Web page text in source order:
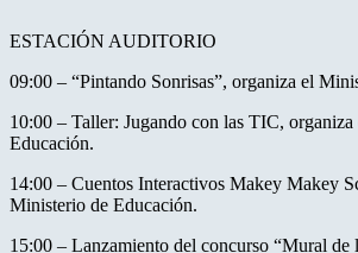
ESTACIÓN AUDITORIO
09:00 – “Pintando Sonrisas”, organiza el
10:00 – Taller: Jugando con las TIC,
Educación.
14:00 – Cuentos Interactivos Makey Makey
Ministerio de Educación.
15:00 – Lanzamiento del concurso “Mural de